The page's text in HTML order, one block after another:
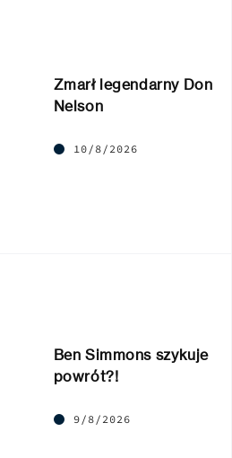
Zmarł legendarny Don
Nelson
10/8/2026
Ben Simmons szykuje
powrót?!
9/8/2026